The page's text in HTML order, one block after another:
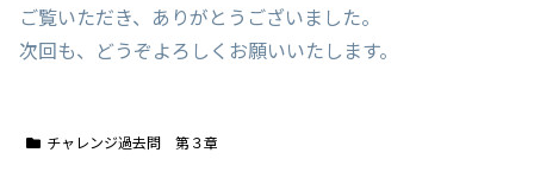
ご覧いただき、ありがとうございました。
次回も、どうぞよろしくお願いいたします。
チャレンジ過去問 第３章